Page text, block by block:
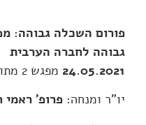
גבוהה לחברה הערבית
24.05.2021 מפגש 2 מתוך 4.
יו"ר ומנחה: פרופ'